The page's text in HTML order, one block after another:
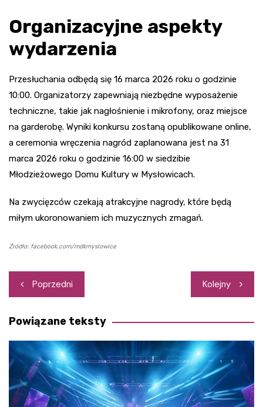
Organizacyjne aspekty
wydarzenia
Przesłuchania odbędą się 16 marca 2026 roku o godzinie
10:00. Organizatorzy zapewniają niezbędne wyposażenie
techniczne, takie jak nagłośnienie i mikrofony, oraz miejsce
na garderobę. Wyniki konkursu zostaną opublikowane online,
a ceremonia wręczenia nagród zaplanowana jest na 31
marca 2026 roku o godzinie 16:00 w siedzibie
Młodzieżowego Domu Kultury w Mysłowicach.
Na zwycięzców czekają atrakcyjne nagrody, które będą
miłym ukoronowaniem ich muzycznych zmagań.
Źródło: facebook.com/mdkmyslowice
Nawigacja
wpisu
Poprzedni Kolejny
Powiązane teksty